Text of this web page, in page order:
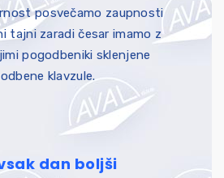
posvečamo zaupnosti
tajni zaradi česar imamo z
pogodbeniki sklenjene
klavzule.
dan boljši